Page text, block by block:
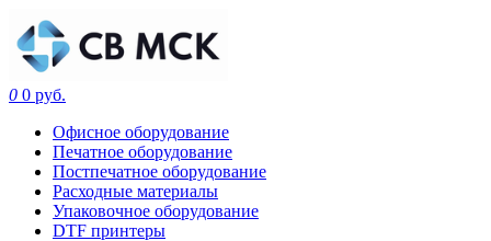
0 0 руб.
Офисное оборудование
Печатное оборудование
Постпечатное оборудование
Расходные материалы
Упаковочное оборудование
DTF принтеры